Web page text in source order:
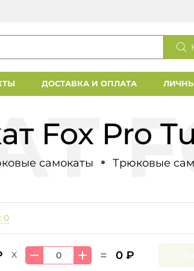
ДОСТАВКА И ОПЛАТА
Fox Pro
самокаты Трюковые
0
X = 0 ₽